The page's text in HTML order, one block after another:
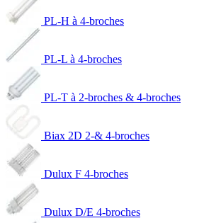
PL-H à 4-broches
PL-L à 4-broches
PL-T à 2-broches & 4-broches
Biax 2D 2-& 4-broches
Dulux F 4-broches
Dulux D/E 4-broches